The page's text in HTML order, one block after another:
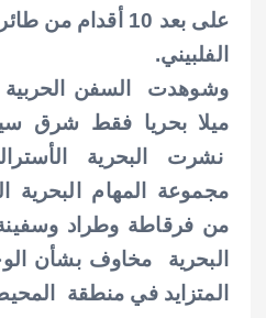
على بعد 10 أقدام
الفلبيني.
ميلا بحريا فقط شرق
نشرت البحرية
مجموعة المهام البحرية
من فرقاطة وطراد
البحرية
مخاوف بشأن
المتزايد في منطقة